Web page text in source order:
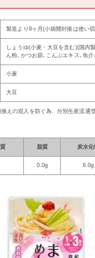
製造より9ヶ月(小袋開封後は使い
しょうゆ(小麦・大豆を含む)(国内
ん粉､かつお節､こんぶエキス､魚介
小麦
大豆
えの混入を防ぐ為、分別生産流通
脂質 炭水化
0.0g 6.0g